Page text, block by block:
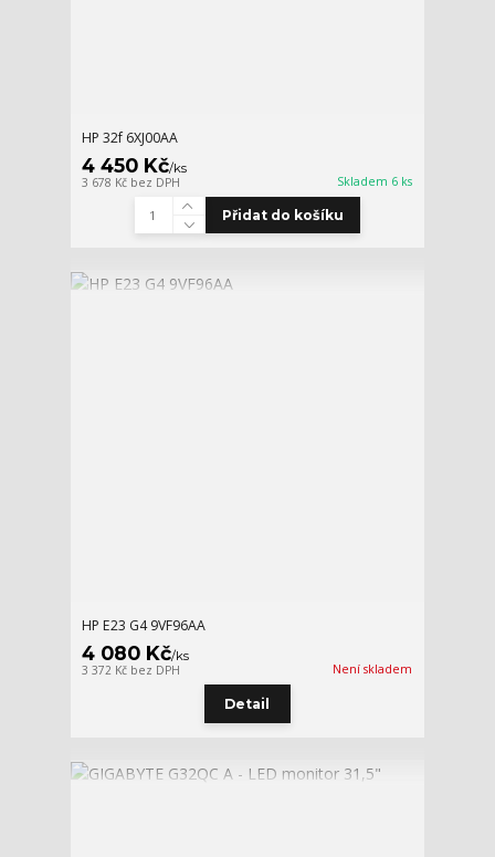
HP 32f 6XJ00AA
4 450 Kč/ks
3 678 Kč bez DPH Skladem 6 ks
Přidat do košíku
HP E23 G4 9VF96AA
4 080 Kč/ks
3 372 Kč bez DPH Není skladem
Detail